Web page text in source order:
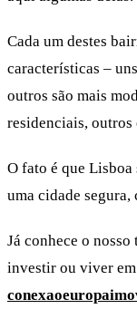
Cada um destes
características –
outros são mais
residenciais,
O fato é que Lisboa
uma cidade
Já conhece o
investir ou viver em